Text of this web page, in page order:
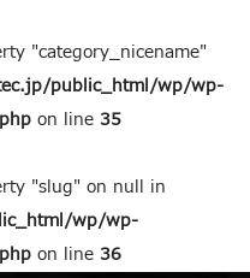
"category_nicename"
public_html/wp/wp-
on line 35
"slug" on null in
wp/wp-
on line 36